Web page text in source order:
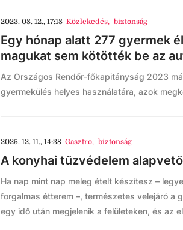
2023. 08. 12., 17:18 Közlekedés, biztonság
Egy hónap alatt 277 gyermek
magukat sem kötötték be az
Az Országos Rendőr-főkapitányság 2023
gyermekülés helyes használatára, azok
2025. 12. 11., 14:38 Gasztro, biztonság
A konyhai tűzvédelem
Ha nap mint nap meleg ételt készítesz –
forgalmas étterem –, természetes velejáró a
egy idő után megjelenik a felületeken, és az